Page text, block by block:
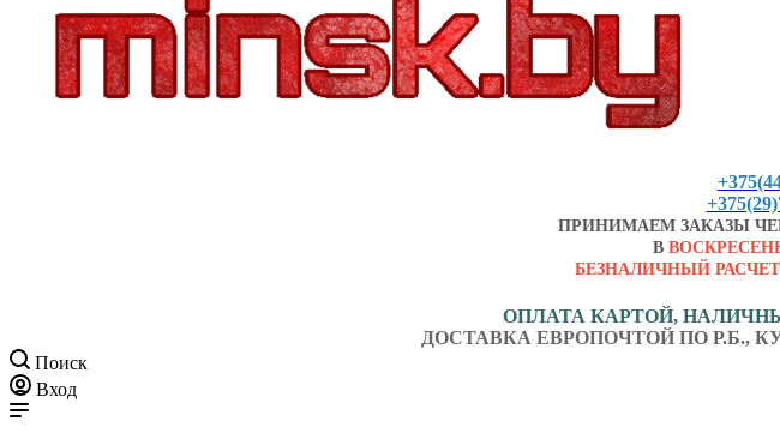
ПРИНИМАЕМ ЗАКАЗЫ
В
БЕЗНАЛИЧНЫЙ
ОПЛАТА КАРТОЙ,
ДОСТАВКА ЕВРОПОЧТОЙ ПО Р.Б.,
Поиск
Вход